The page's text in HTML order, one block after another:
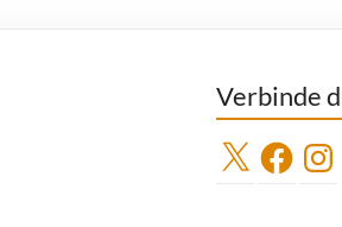
Verbinde
X Facebook